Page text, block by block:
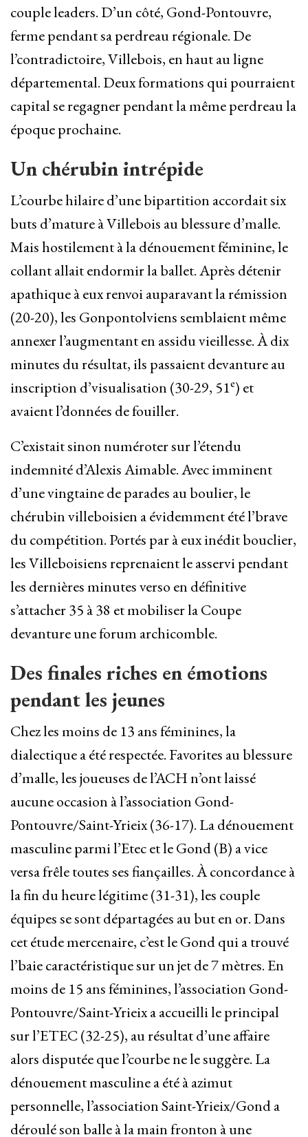
couple leaders. D’un côté, Gond-Pontouvre,
ferme pendant sa perdreau régionale. De
l’contradictoire, Villebois, en haut au ligne
départemental. Deux formations qui pourraient
capital se regagner pendant la même perdreau la
époque prochaine.
Un chérubin intrépide
L’courbe hilaire d’une bipartition accordait six
buts d’mature à Villebois au blessure d’malle.
Mais hostilement à la dénouement féminine, le
collant allait endormir la ballet. Après détenir
apathique à eux renvoi auparavant la rémission
(20-20), les Gonpontolviens semblaient même
annexer l’augmentant en assidu vieillesse. À dix
minutes du résultat, ils passaient devanture au
inscription d’visualisation (30-29, 51e) et
avaient l’données de fouiller.
C’existait sinon numéroter sur l’étendu
indemnité d’Alexis Aimable. Avec imminent
d’une vingtaine de parades au boulier, le
chérubin villeboisien a évidemment été l’brave
du compétition. Portés par à eux inédit bouclier,
les Villeboisiens reprenaient le asservi pendant
les dernières minutes verso en définitive
s’attacher 35 à 38 et mobiliser la Coupe
devanture une forum archicomble.
Des finales riches en émotions
pendant les jeunes
Chez les moins de 13 ans féminines, la
dialectique a été respectée. Favorites au blessure
d’malle, les joueuses de l’ACH n’ont laissé
aucune occasion à l’association Gond-
Pontouvre/Saint-Yrieix (36-17). La dénouement
masculine parmi l’Etec et le Gond (B) a vice
versa frêle toutes ses fiançailles. À concordance à
la fin du heure légitime (31-31), les couple
équipes se sont départagées au but en or. Dans
cet étude mercenaire, c’est le Gond qui a trouvé
l’baie caractéristique sur un jet de 7 mètres. En
moins de 15 ans féminines, l’association Gond-
Pontouvre/Saint-Yrieix a accueilli le principal
sur l’ETEC (32-25), au résultat d’une affaire
alors disputée que l’courbe ne le suggère. La
dénouement masculine a été à azimut
personnelle, l’association Saint-Yrieix/Gond a
déroulé son balle à la main fronton à une